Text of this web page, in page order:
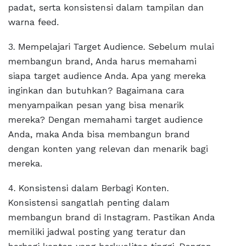
padat, serta konsistensi dalam tampilan dan
warna feed.
3. Mempelajari Target Audience. Sebelum mulai
membangun brand, Anda harus memahami
siapa target audience Anda. Apa yang mereka
inginkan dan butuhkan? Bagaimana cara
menyampaikan pesan yang bisa menarik
mereka? Dengan memahami target audience
Anda, maka Anda bisa membangun brand
dengan konten yang relevan dan menarik bagi
mereka.
4. Konsistensi dalam Berbagi Konten.
Konsistensi sangatlah penting dalam
membangun brand di Instagram. Pastikan Anda
memiliki jadwal posting yang teratur dan